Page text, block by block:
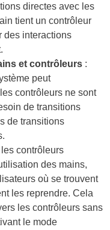
directes avec les
tient un contrôleur
des interactions
et contrôleurs :
peut
contrôleurs ne sont
de transitions
de transitions
contrôleurs
des mains,
où se trouvent
les reprendre. Cela
les contrôleurs sans
le mode